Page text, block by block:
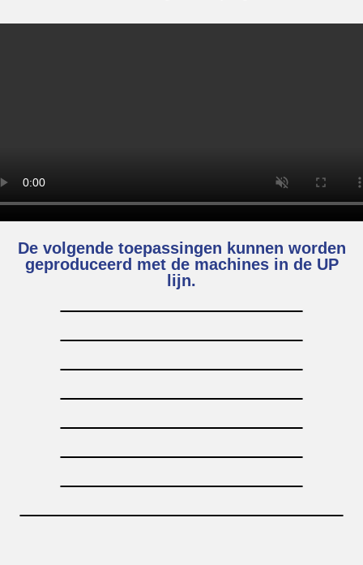
De volgende toepassingen kunnen worden
geproduceerd met de machines in de UP
lijn.